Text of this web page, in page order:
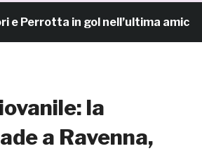
in gol nell’ultima
la
a Ravenna,